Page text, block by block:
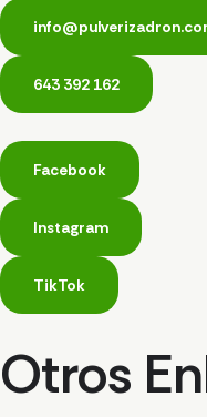
643 392 162
Facebook
Instagram
TikTok
Otros